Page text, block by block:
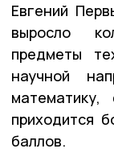
Евгений
выросло
предметы
научной
приходится
баллов.